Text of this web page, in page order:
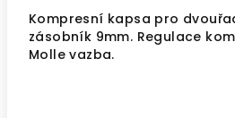
Kompresní kapsa pro
zásobník 9mm. Regulace
Molle vazba.